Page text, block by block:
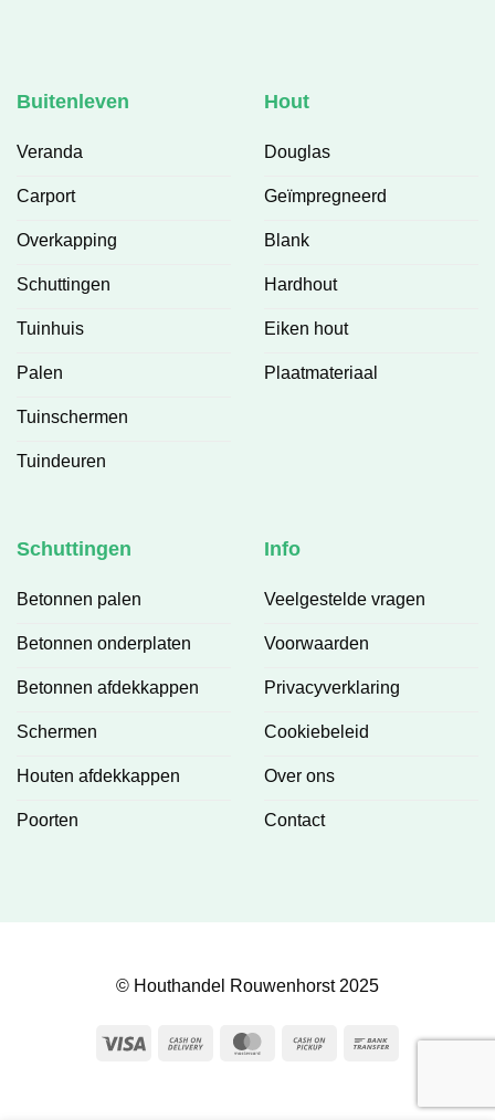
Buitenleven
Veranda
Carport
Overkapping
Schuttingen
Tuinhuis
Palen
Tuinschermen
Tuindeuren
Hout
Douglas
Geïmpregneerd
Blank
Hardhout
Eiken hout
Plaatmateriaal
Schuttingen
Betonnen palen
Betonnen onderplaten
Betonnen afdekkappen
Schermen
Houten afdekkappen
Poorten
Info
Veelgestelde vragen
Voorwaarden
Privacyverklaring
Cookiebeleid
Over ons
Contact
© Houthandel Rouwenhorst 2025
Visa
Cash
MasterCard
Cash
Bank